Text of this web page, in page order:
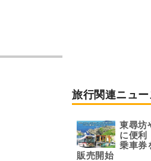
旅行関連ニュー
東尋坊
に便利
乗車券
販売開始